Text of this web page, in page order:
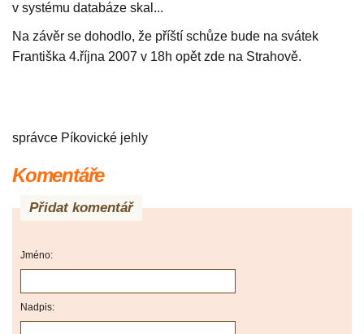
v systému databáze skal...
Na závěr se dohodlo, že příští schůze bude na svátek
Františka 4.října 2007 v 18h opět zde na Strahově.
správce Píkovické jehly
Komentáře
Přidat komentář
Jméno:
Nadpis: